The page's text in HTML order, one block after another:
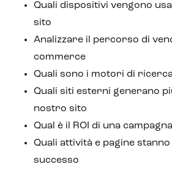
Quali dispositivi vengono
sito
Analizzare il percorso di
commerce
Quali sono i motori di
Quali siti esterni generano
nostro sito
Qual è il ROI di una campagna
Quali attività e pagine
successo